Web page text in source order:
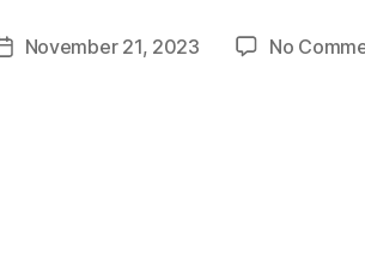
PostNovember 21, 2023 No